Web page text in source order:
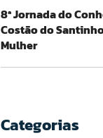
8ª Jornada do
Costão do
Mulher
Categorias